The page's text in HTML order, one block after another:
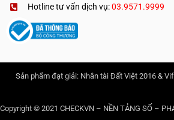
Hotline tư vấn dịch vụ:03.9571.9999
Copyright © 2021 CHECKVN – NỀN TẢNG SỐ –
Sản phẩm đạt giải: Nhân tài Đất Việt 2016 &